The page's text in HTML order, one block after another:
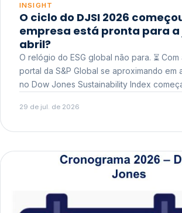
INSIGHT
O ciclo do DJSI 2026 começou.
empresa está pronta para a
abril?
O relógio do ESG global não para. ⏳ Com a abertura do
portal da S&P Global se aproximando em
no Dow Jones Sustainability Index
29 de jul. de 2026